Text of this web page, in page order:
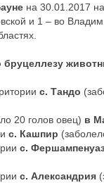
на 30.01.2017
и 1 – во
бруцеллезу
с. Тандо
20 голов овец) в
с. Кашпир
с.
с. Александрия